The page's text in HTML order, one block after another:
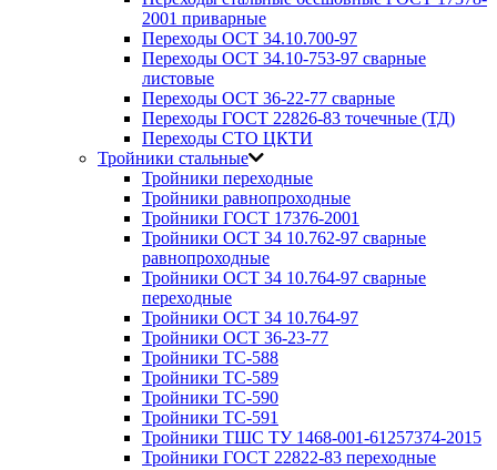
2001 приварные
Переходы ОСТ 34.10.700-97
Переходы ОСТ 34.10-753-97 сварные
листовые
Переходы ОСТ 36-22-77 сварные
Переходы ГОСТ 22826-83 точечные (ТД)
Переходы СТО ЦКТИ
Тройники стальные
Тройники переходные
Тройники равнопроходные
Тройники ГОСТ 17376-2001
Тройники ОСТ 34 10.762-97 сварные
равнопроходные
Тройники ОСТ 34 10.764-97 сварные
переходные
Тройники ОСТ 34 10.764-97
Тройники ОСТ 36-23-77
Тройники ТС-588
Тройники ТС-589
Тройники ТС-590
Тройники ТС-591
Тройники ТШС ТУ 1468-001-61257374-2015
Тройники ГОСТ 22822-83 переходные